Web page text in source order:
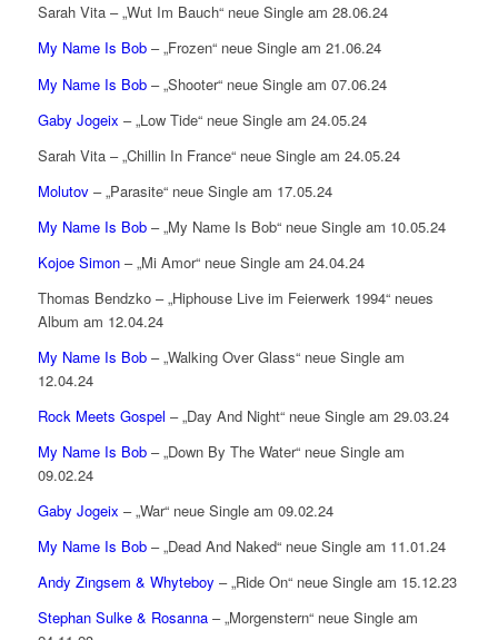
Sarah Vita – „Wut Im Bauch“ neue Single am 28.06.24
My Name Is Bob– „Frozen“ neue Single am 21.06.24
My Name Is Bob– „Shooter“ neue Single am 07.06.24
Gaby Jogeix – „Low Tide“ neue Single am 24.05.24
Sarah Vita – „Chillin In France“ neue Single am 24.05.24
Molutov– „Parasite“ neue Single am 17.05.24
My Name Is Bob– „My Name Is Bob“ neue Single am 10.05.24
Kojoe Simon– „Mi Amor“ neue Single am 24.04.24
Thomas Bendzko – „Hiphouse Live im Feierwerk 1994“ neues
Album am 12.04.24
My Name Is Bob– „Walking Over Glass“ neue Single am
12.04.24
Rock Meets Gospel – „Day And Night“ neue Single am 29.03.24
My Name Is Bob– „Down By The Water“ neue Single am
09.02.24
Gaby Jogeix – „War“ neue Single am 09.02.24
My Name Is Bob– „Dead And Naked“ neue Single am 11.01.24
Andy Zingsem & Whyteboy – „Ride On“ neue Single am 15.12.23
Stephan Sulke & Rosanna– „Morgenstern“ neue Single am